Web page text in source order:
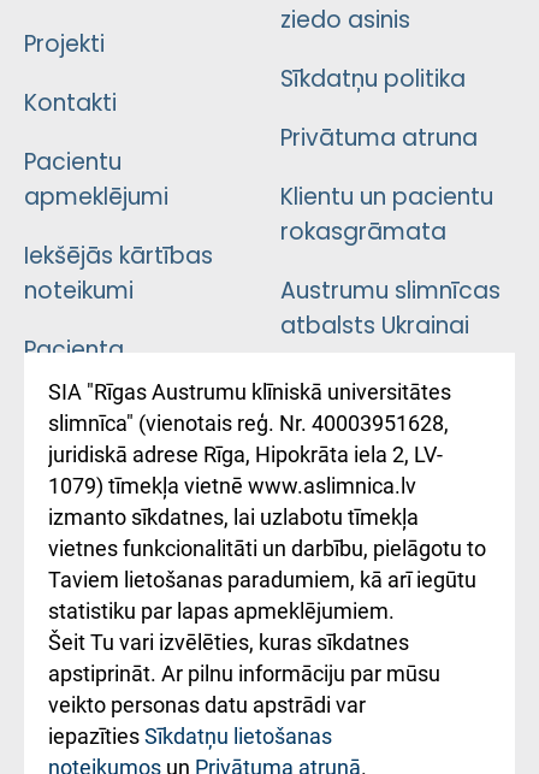
Projekti
Kontakti
Pacientu
apmeklējumi
Iekšējās kārtības
noteikumi
Pacienta
atsauksmju/sūdzību
iesniegšanas
kārtība
Kā pie mums nokļūt
Rēķinu apmaksas
ceļvedis
Rekvizīti un
ārstniecības
iestādes kods
ziedo asinis
Sīkdatņu politika
Privātuma atruna
Klientu un pacientu
rokasgrāmata
Austrumu slimnīcas
atbalsts Ukrainai
Підтримка Східної
лікарні та співпраця з
Україною
SIA "Rīgas Austrumu klīniskā universitātes
slimnīca" (vienotais reģ. Nr. 40003951628,
juridiskā adrese Rīga, Hipokrāta iela 2, LV-
1079) tīmekļa vietnē www.aslimnica.lv
izmanto sīkdatnes, lai uzlabotu tīmekļa
vietnes funkcionalitāti un darbību, pielāgotu to
Taviem lietošanas paradumiem, kā arī iegūtu
statistiku par lapas apmeklējumiem.
Šeit Tu vari izvēlēties, kuras sīkdatnes
apstiprināt. Ar pilnu informāciju par mūsu
veikto personas datu apstrādi var
iepazītiesSīkdatņu lietošanas
noteikumos un Privātuma atrunā.